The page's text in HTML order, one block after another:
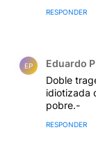
RESPONDER
EP Eduardo
Doble
idiotizada
pobre.-
RESPONDER